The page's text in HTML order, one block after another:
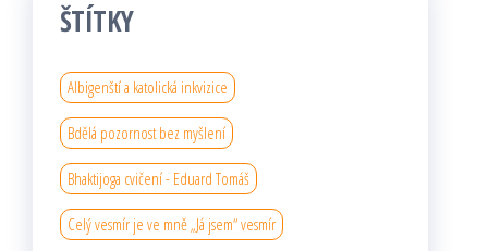
ŠTÍTKY
Albigenští a katolická inkvizice
Bdělá pozornost bez myšlení
Bhaktijoga cvičení - Eduard Tomáš
Celý vesmír je ve mně „Já jsem“ vesmír